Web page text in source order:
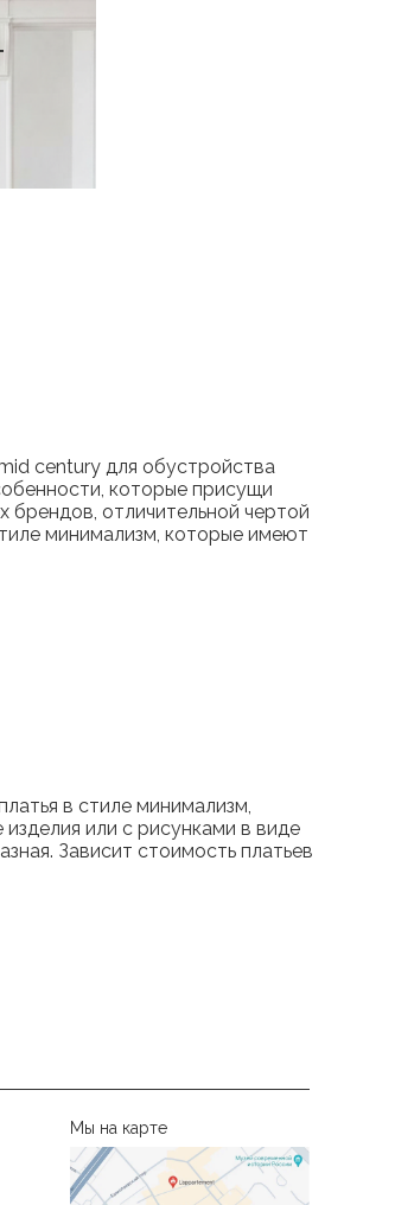
century для обустройства
которые присущи
брендов, отличительной чертой
минимализм, которые имеют
в стиле минимализм,
или с рисунками в виде
Зависит стоимость платьев
Мы на карте